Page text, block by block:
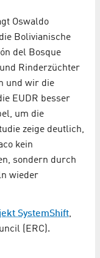
Oswaldo
Bolivianische
del Bosque
Rinderzüchter
und wir die
EUDR besser
um die
zeige deutlich,
kein
sondern durch
wieder
SystemShift,
(ERC).